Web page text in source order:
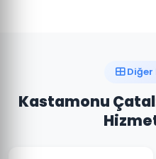
Diğer
Kastamonu